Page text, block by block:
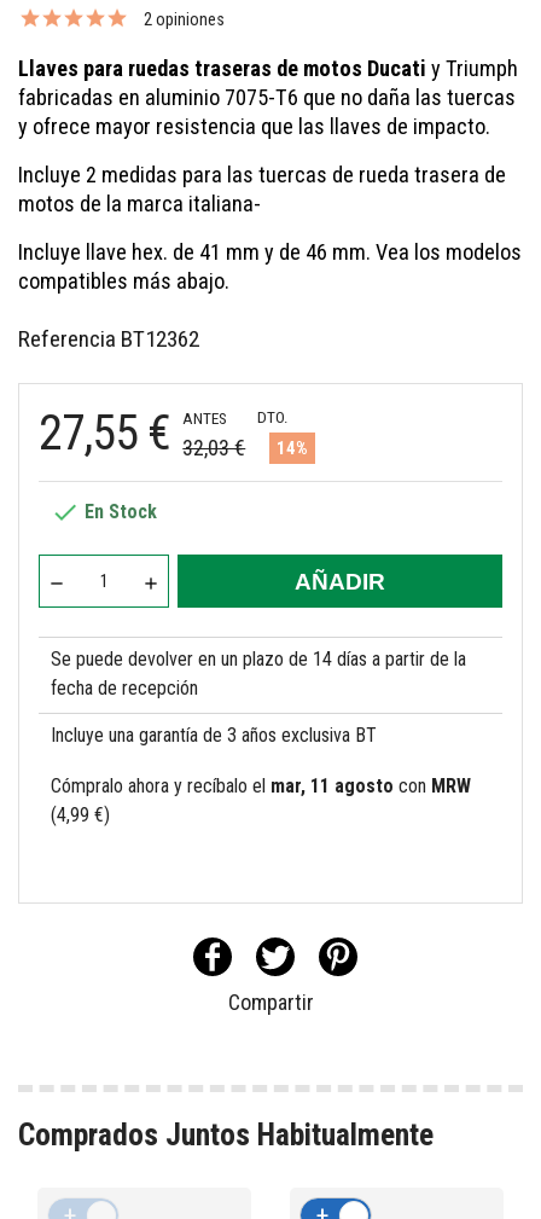
2 opiniones
Llaves para ruedas traseras de motos Ducati y Triumph
fabricadas en aluminio 7075-T6 que no daña las tuercas
y ofrece mayor resistencia que las llaves de impacto.
Incluye 2 medidas para las tuercas de rueda trasera de
motos de la marca italiana-
Incluye llave hex. de 41 mm y de 46 mm. Vea los modelos
compatibles más abajo.
Referencia BT12362
27,55 € ANTES
32,03 €
DTO.
14%
 En Stock
AÑADIR
Se puede devolver en un plazo de 14 días a partir de la
fecha de recepción
Incluye una garantía de 3 años exclusiva BT
Cómpralo ahora y recíbalo el mar, 11 agosto con MRW
(4,99 €)
Compartir
Comprados Juntos Habitualmente